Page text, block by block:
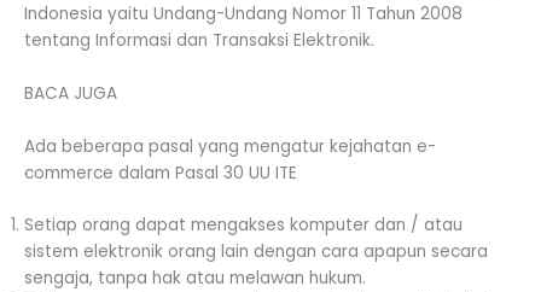
Indonesia yaitu Undang-Undang Nomor 11 Tahun 2008
tentang Informasi dan Transaksi Elektronik.
BACA JUGA
Ada beberapa pasal yang mengatur kejahatan e-
commerce dalam Pasal 30 UU ITE
Setiap orang dapat mengakses komputer dan / atau
sistem elektronik orang lain dengan cara apapun secara
sengaja, tanpa hak atau melawan hukum.